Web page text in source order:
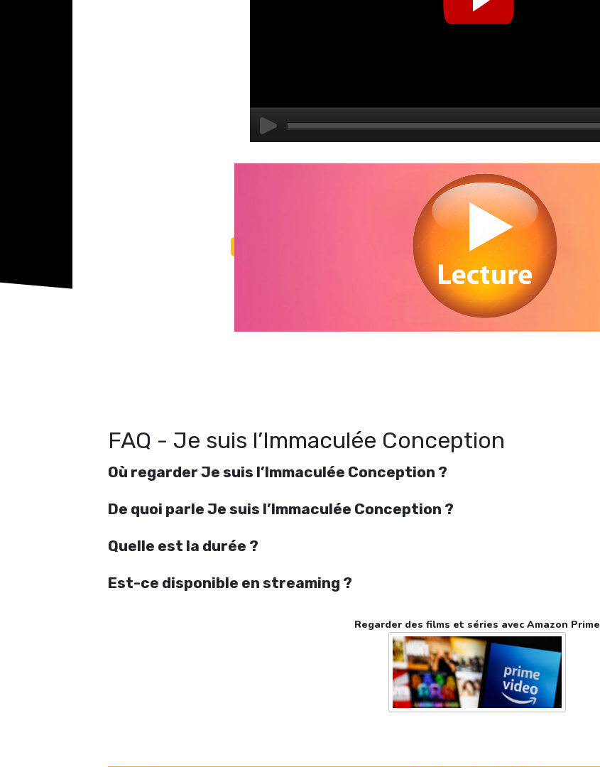
FAQ - Je suis l’Immaculée Conception
Où regarder Je suis l’Immaculée Conception ?
De quoi parle Je suis l’Immaculée Conception ?
Quelle est la durée ?
Est-ce disponible en streaming ?
Regarder des films et séries avec Amazon Prime